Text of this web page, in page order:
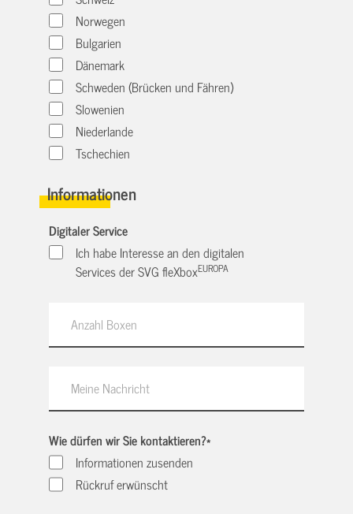
Norwegen
Bulgarien
Dänemark
Schweden (Brücken und Fähren)
Slowenien
Niederlande
Tschechien
Informationen
Digitaler Service
Ich habe Interesse an den digitalen
Services der SVG fleXboxEUROPA
Wie dürfen wir Sie kontaktieren?*
Informationen zusenden
Rückruf erwünscht